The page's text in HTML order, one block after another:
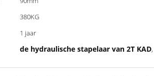
380KG
1 jaar
de hydraulische stapelaar van 2T KAD,